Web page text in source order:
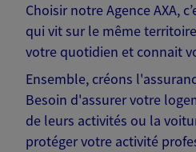
Choisir notre Agence AXA,
qui vit sur le même
votre quotidien et connait
Ensemble, créons
Besoin d'assurer votre
de leurs activités ou la
protéger votre activité